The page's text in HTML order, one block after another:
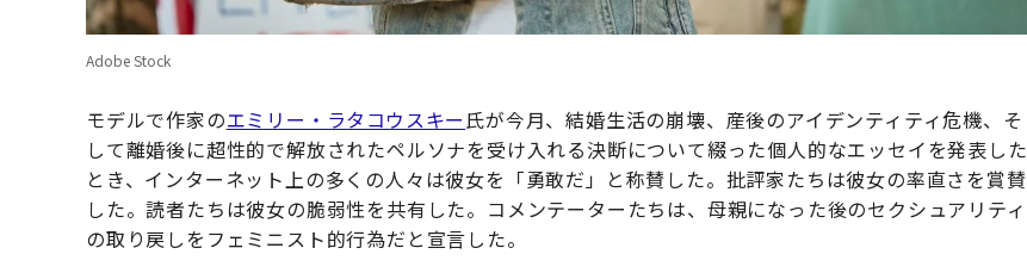
Adobe Stock
モデルで作家のエミリー・ラタコウスキー氏が今月、結婚生活の崩壊、産後のアイデンティティ危機、そ
して離婚後に超性的で解放されたペルソナを受け入れる決断について綴った個人的なエッセイを発表した
とき、インターネット上の多くの人々は彼女を「勇敢だ」と称賛した。批評家たちは彼女の率直さを賞賛
した。読者たちは彼女の脆弱性を共有した。コメンテーターたちは、母親になった後のセクシュアリティ
の取り戻しをフェミニスト的行為だと宣言した。